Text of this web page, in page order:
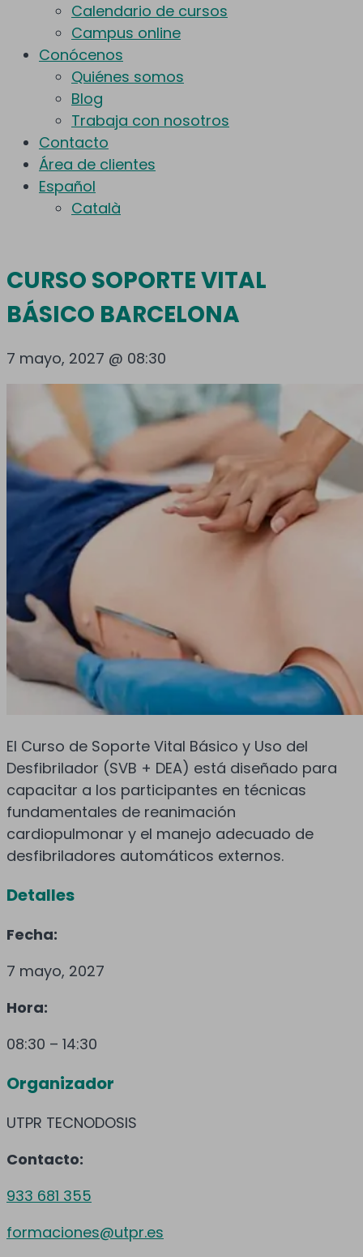
Calendario de cursos
Campus online
Conócenos
Quiénes somos
Blog
Trabaja con nosotros
Contacto
Área de clientes
Español
Català
CURSO SOPORTE VITAL
BÁSICO BARCELONA
7 mayo, 2027 @ 08:30
El Curso de Soporte Vital Básico y Uso del
Desfibrilador (SVB + DEA) está diseñado para
capacitar a los participantes en técnicas
fundamentales de reanimación
cardiopulmonar y el manejo adecuado de
desfibriladores automáticos externos.
Detalles
Fecha:
7 mayo, 2027
Hora:
08:30 – 14:30
Organizador
UTPR TECNODOSIS
Contacto:
933 681 355
formaciones@utpr.es